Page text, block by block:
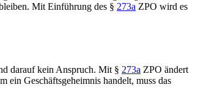
Mit Einführung des § 273a ZPO wird es
darauf kein Anspruch. Mit § 273a ZPO ändert
ein Geschäftsgeheimnis handelt, muss das